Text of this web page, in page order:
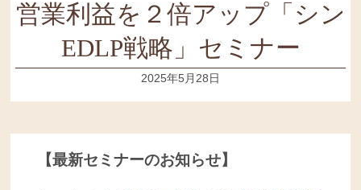
営業利益を２倍アップ「シン
EDLP戦略」セミナー
2025年5月28日
【最新セミナーのお知らせ】